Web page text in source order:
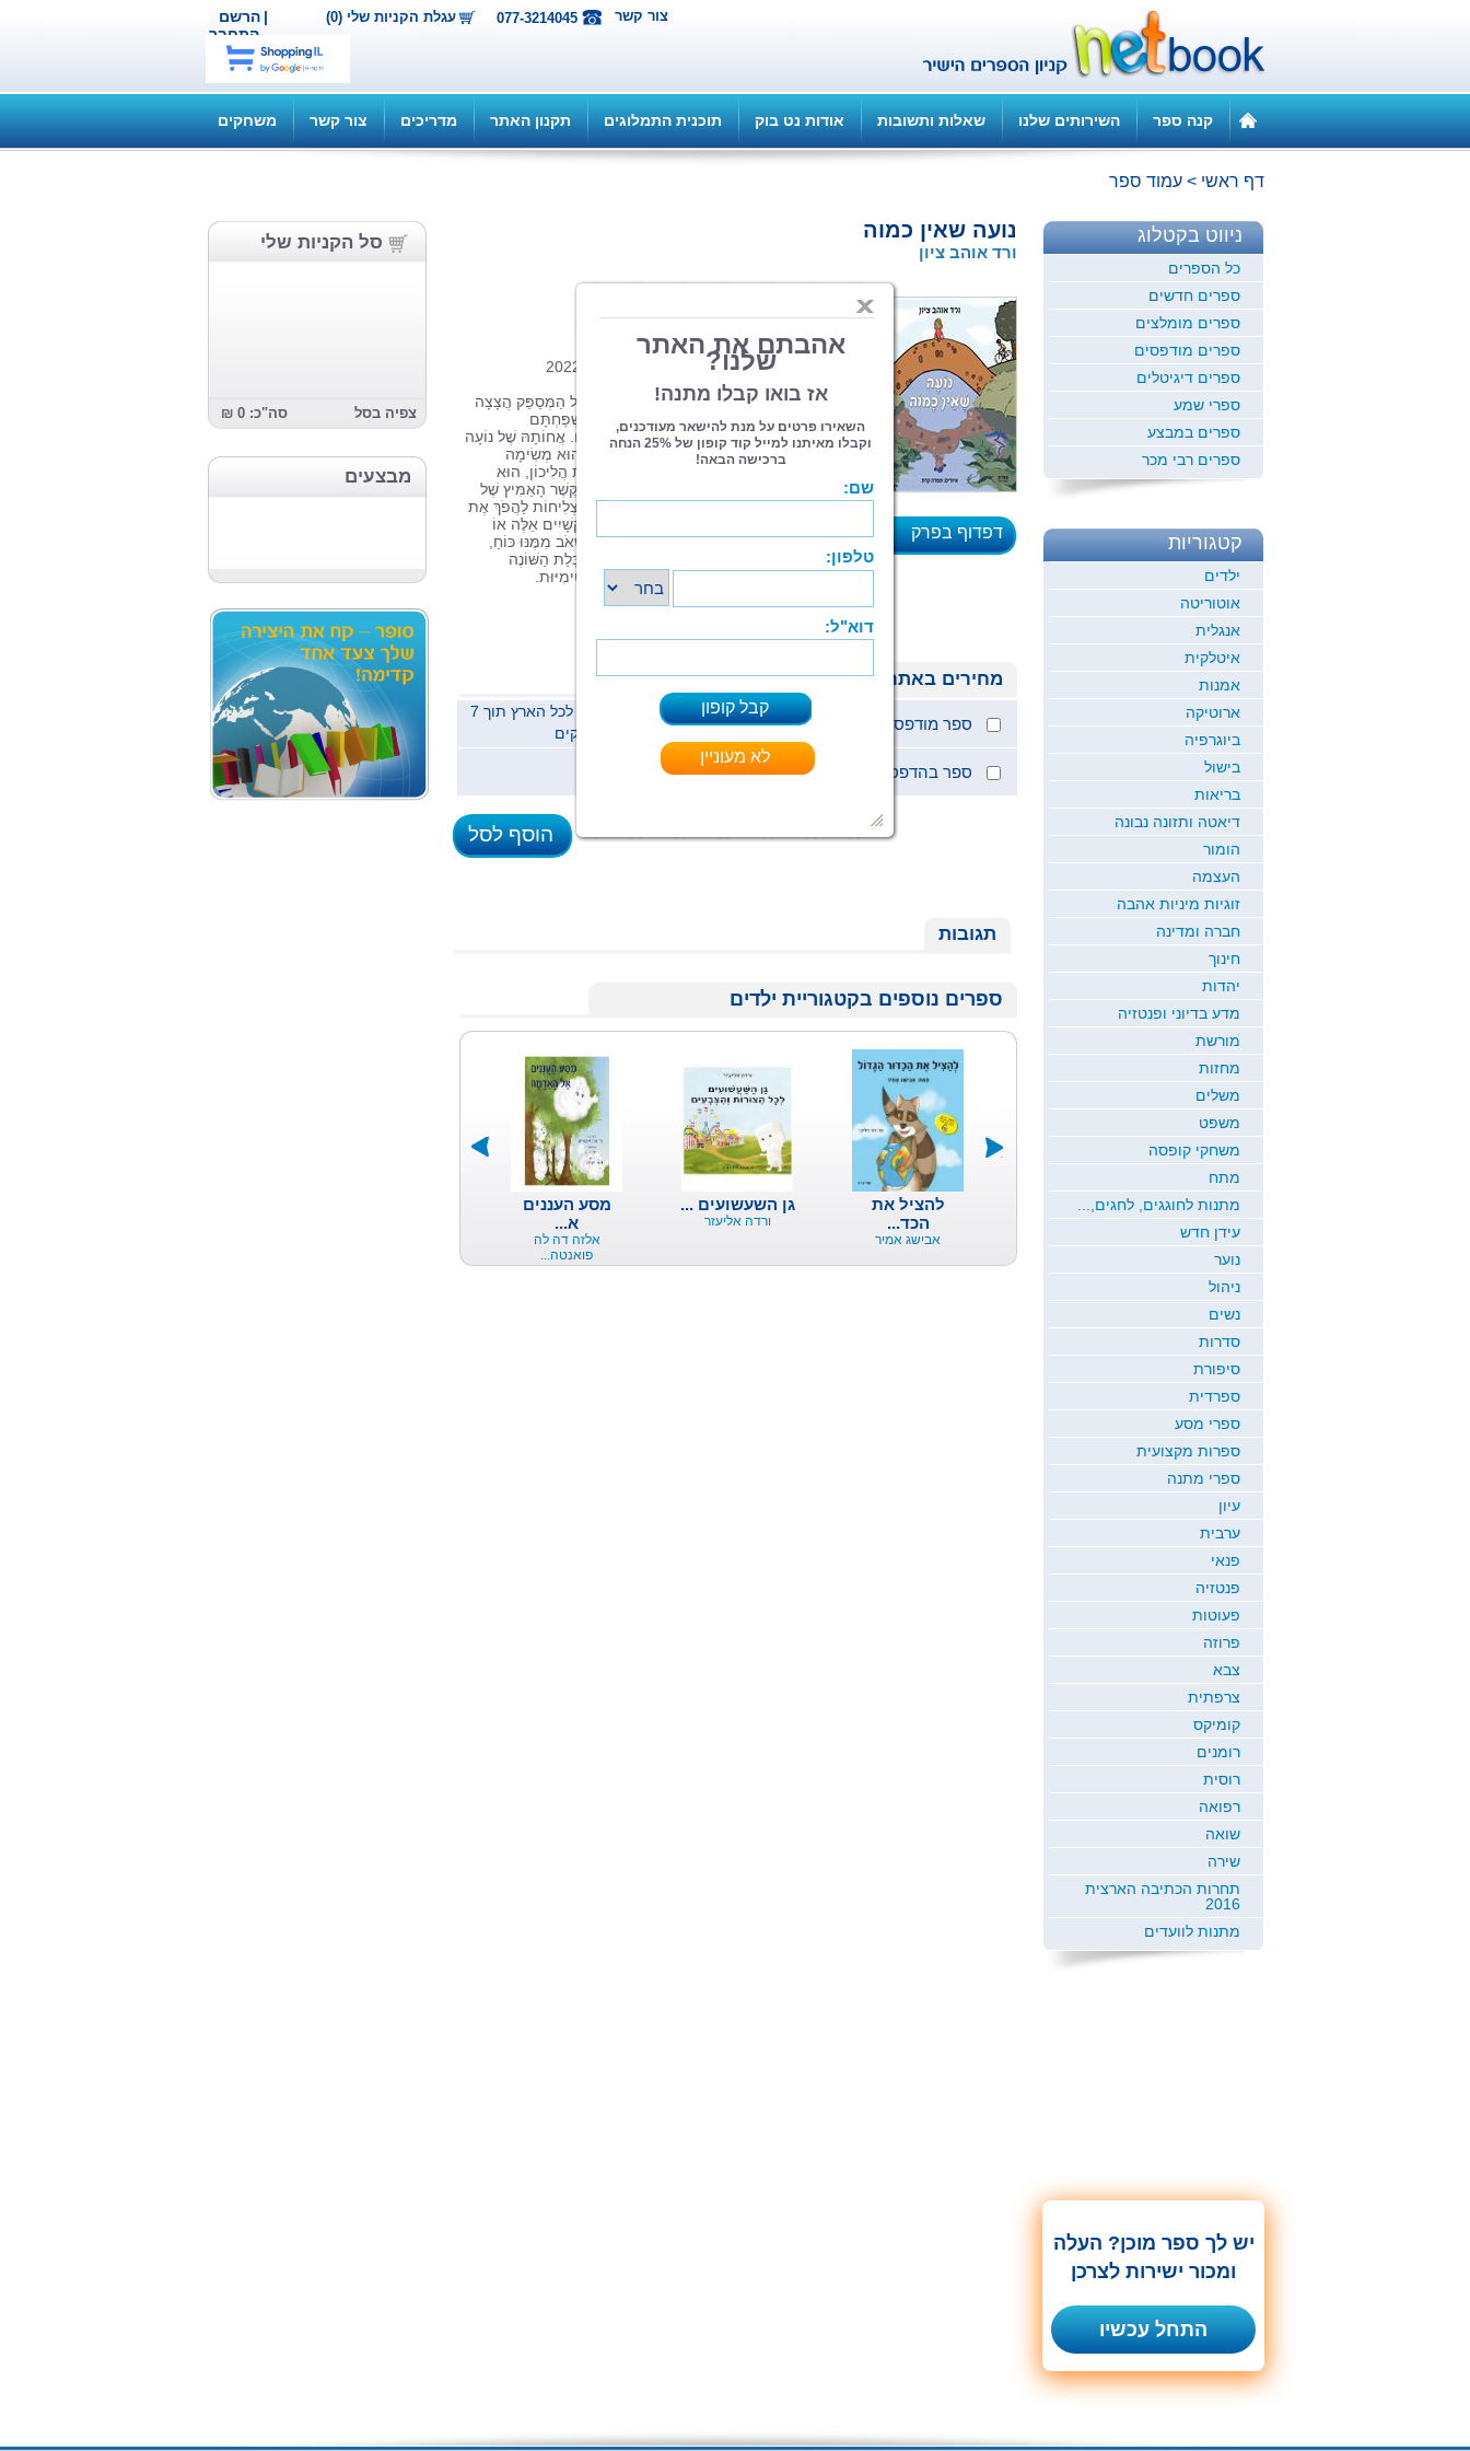
הרשם |
התחבר
עגלת הקניות שלי (0) 077-3214045 צור קשר
קנה ספר השירותים שלנו שאלות ותשובות אודות נט בוק תוכנית התמלוגים תקנון האתר מדריכים צור קשר משחקים
דף ראשי > עמוד ספר
סל הקניות שלי
צפיה בסל סה"כ: 0 ₪
מבצעים
נועה שאין כמוה
ורד אוהב ציון
דפדוף בפרק
"נוֹעָה שֶׁאֵין כָּמוֹהָ" הוּא סִפּוּר מְרַגֵּשׁ וּמְטַלְטֵל הַמְּסַפֵּק הֲצָצָה
לְחַיֵּיהֶם שֶׁל בַּעֲלֵי מֻגְבָּלוּיוֹת בַּחֶבְרָה וּבְנֵי מִשְׁפַּחְתָּם
הַמִּתְמוֹדְדִים עִמָּם וּמִתְגַּבְּרִים עַל מִכְשׁוֹלִים. אֲחוֹתָהּ שֶׁל נוֹעָה
מְתָאֶרֶת טִיּוּל יוֹמְיוֹמִי, שֶׁעֲבוּר רֹב הָאֲנָשִׁים הוּא מְשִׂימָה
פְּשׁוּטָה, אֲבָל עֲבוּר נוֹעָה, שֶׁמִּתְנַהֶלֶת בְּעֶזְרַת הֲלִיכוֹן, הוּא
מְשִׂימָה מְאַתְגֶּרֶת, רְצוּפַת קְשָׁיִים. בִּזְכוּת הַקֶּשֶׁר הָאַמִּיץ שֶׁל
שְׁתֵּי הָאֲחָיוֹת, וּבִזְכוּת לֹא מְעַט דִּמְיוֹן, הֵן מַצְלִיחוֹת לַהֲפֹךְ אֶת
הַקֹּשִׁי לַחֲוָיָה מְהַנָּה.כָּל יֶלֶד שֶׁמִּתְמוֹדֵד עִם קְשָׁיִים אֵלֶּה אוֹ
אֲחֵרִים בְּחַיָּיו יוּכַל לְהִזְדַּהוֹת עִם הַסִּפּוּר וְלִשְׁאֹב מִמֶּנּוּ כּוֹחַ,
אֲבָל הָעֵרֶךְ הָעִקָּרִי שֶׁלּוֹ הוּא בַּחֲשִׁיבוּת שֶׁבְּקַבָּלַת הַשּׁוֹנֶה
וּבַעֲרָכִים כְּמוֹ סוֹבְלָנוּת, עֶזְרָה הֲדָדִית וְאוֹפְּטִימִיּוּת.
מחירים באתר
ספר מודפס 68 ₪
משלוח לכל הארץ תוך 7
ימי עסקים
ספר בהדפסה ביתית (pdf) 37 ₪
הוסף לסל
תגובות
ספרים נוספים בקטגוריית ילדים
מסע העננים
א...
אלזה דה לה
פואנטה...
גן השעשועים ...
ורדה אליעזר
להציל את
הכד...
אבישג אמיר
שמיכת הקסם
ש...
ירח זורח
חדוה גבריאל
ניווט בקטלוג
כל הספרים
ספרים חדשים
ספרים מומלצים
ספרים מודפסים
ספרים דיגיטלים
ספרי שמע
ספרים במבצע
ספרים רבי מכר
קטגוריות
ילדים
אוטוריטה
אנגלית
איטלקית
אמנות
ארוטיקה
ביוגרפיה
בישול
בריאות
דיאטה ותזונה נבונה
הומור
העצמה
זוגיות מיניות אהבה
חברה ומדינה
חינוך
יהדות
מדע בדיוני ופנטזיה
מורשת
מחזות
משלים
משפט
משחקי קופסה
מתח
מתנות לחוגגים, לחגים,...
עידן חדש
נוער
ניהול
נשים
סדרות
סיפורת
ספרדית
ספרי מסע
ספרות מקצועית
ספרי מתנה
עיון
ערבית
פנאי
פנטזיה
פעוטות
פרוזה
צבא
צרפתית
קומיקס
רומנים
רוסית
רפואה
שואה
שירה
תחרות הכתיבה הארצית
2016
מתנות לוועדים
יש לך ספר מוכן? העלה
ומכור ישירות לצרכן
התחל עכשיו